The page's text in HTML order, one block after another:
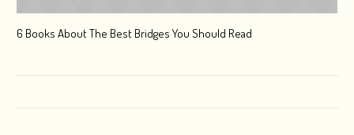
6 Books About The Best Bridges You Should Read